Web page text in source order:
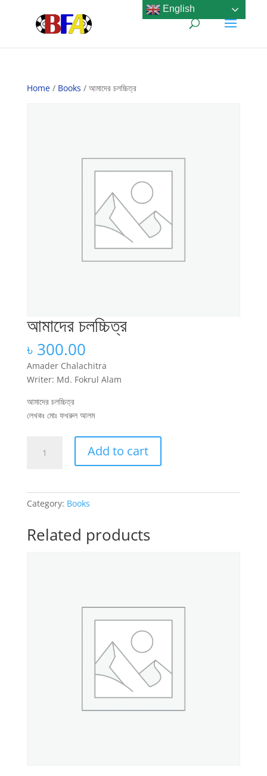
Home/ Books / আমাদের চলচ্চিত্র
আমাদের চলচ্চিত্র
৳ 300.00
Amader Chalachitra
Writer: Md. Fokrul Alam
আমাদের চলচ্চিত্র
লেখকঃ মোঃ ফখরুল আলম
চলচ্চিত্র
Add to cart
Category: Books
Related products
English